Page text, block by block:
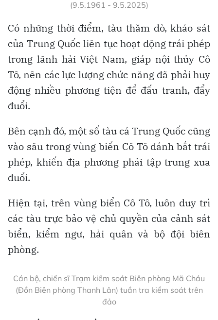
đảo lớn: đảo Cô Tô, đảo Thanh Lân và đảo
Trần), gần ngư trường khai thác hải sản lớn
của cả nước và cách đường hàng hải quốc tế
Hải Phòng - Bắc Hải 30 km, nên nhiệm vụ
quản lý, bảo vệ chủ quyền trên biển luôn
được đặt lên hàng đầu.
Lễ thượng cờ Tổ quốc trên đảo Cô Tô, nhân kỷ niệm 64
(9.5.1961 - 9.5.2025)
Có những thời điểm, tàu thăm dò, khảo sát